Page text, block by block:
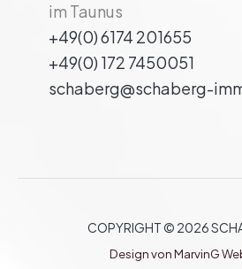
im Taunus
+49(0) 6174 201655
+49(0) 172 7450051
schaberg@schaberg-
COPYRIGHT © 2026
Design von MarvinG